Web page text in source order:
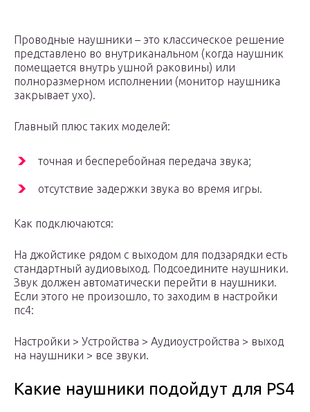
Проводные наушники – это классическое решение
представлено во внутриканальном (когда наушник
помещается внутрь ушной раковины) или
полноразмерном исполнении (монитор наушника
закрывает ухо).
Главный плюс таких моделей:
точная и бесперебойная передача звука;
отсутствие задержки звука во время игры.
Как подключаются:
На джойстике рядом с выходом для подзарядки есть
стандартный аудиовыход. Подсоедините наушники.
Звук должен автоматически перейти в наушники.
Если этого не произошло, то заходим в настройки
пс4:
Настройки > Устройства > Аудиоустройства > выход
на наушники > все звуки.
Какие наушники подойдут для PS4